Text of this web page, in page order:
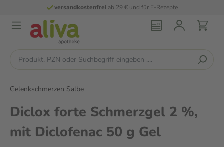
ab 29 € und für E-Rezepte
Gelenkschmerzen Salbe
Diclox forte Schmerzgel 2 %,
mit Diclofenac 50 g Gel